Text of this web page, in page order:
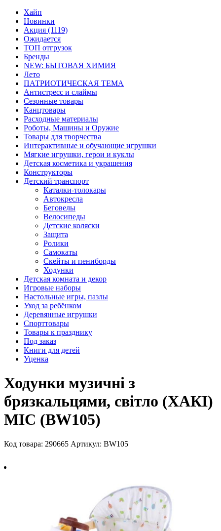
Хайп
Новинки
Акция (1119)
Ожидается
ТОП отгрузок
Бренды
NEW: БЫТОВАЯ ХИМИЯ
Лето
ПАТРИОТИЧЕСКАЯ ТЕМА
Антистресс и слаймы
Сезонные товары
Канцтовары
Расходные материалы
Роботы, Машины и Оружие
Товары для творчества
Интерактивные и обучающие игрушки
Мягкие игрушки, герои и куклы
Детская косметика и украшения
Конструкторы
Детский транспорт
Каталки-толокары
Автокресла
Беговелы
Велосипеды
Детские коляски
Защита
Ролики
Самокаты
Скейты и пениборды
Ходунки
Детская комната и декор
Игровые наборы
Настольные игры, пазлы
Уход за ребёнком
Деревянные игрушки
Спорттовары
Товары к празднику
Под заказ
Книги для детей
Уценка
Ходунки музичні з
брязкальцями, світло (ХАКІ)
MIC (BW105)
Код товара: 290665 Артикул: BW105